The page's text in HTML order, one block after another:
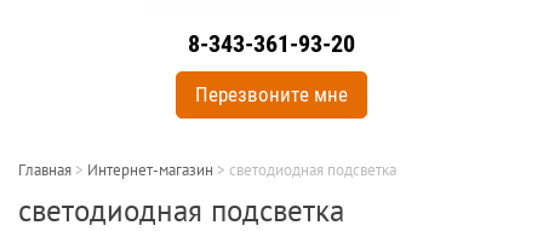
8-343-361-93-20
Перезвоните мне
Главная > Интернет-магазин > светодиодная подсветка
светодиодная подсветка